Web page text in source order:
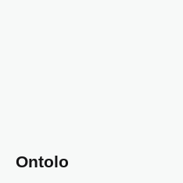
Ontolo